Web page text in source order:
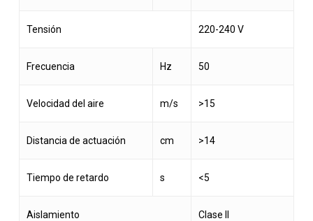
Tensión 220-240 V
Frecuencia Hz 50
Velocidad del aire m/s >15
Distancia de actuación cm >14
Tiempo de retardo s <5
Aislamiento Clase II